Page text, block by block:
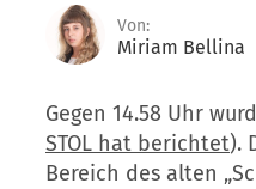
Von:
Miriam Bellina
Gegen 14.58 Uhr
STOL hat berichtet).
Bereich des alten